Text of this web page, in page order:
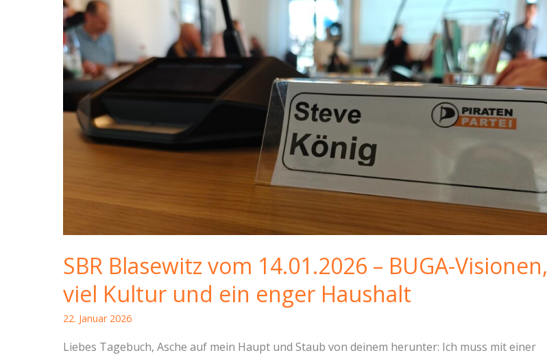
SBR Blasewitz vom 14.01.2026 – BUGA-Visionen,
viel Kultur und ein enger Haushalt
22. Januar 2026
Liebes Tagebuch, Asche auf mein Haupt und Staub von deinem herunter: Ich muss mit einer